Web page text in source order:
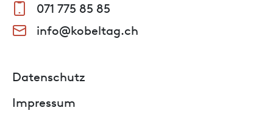
071 775 85 85
info@kobeltag.ch
Datenschutz
Impressum